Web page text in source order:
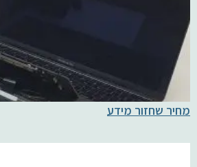
מחיר שחזור מידע